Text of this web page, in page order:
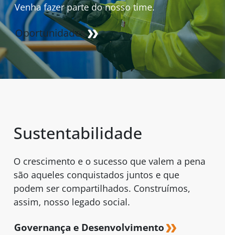
Venha fazer parte do nosso time.
Oportunidades
Sustentabilidade
O crescimento e o sucesso que valem a pena
são aqueles conquistados juntos e que
podem ser compartilhados. Construímos,
assim, nosso legado social.
Governança e Desenvolvimento